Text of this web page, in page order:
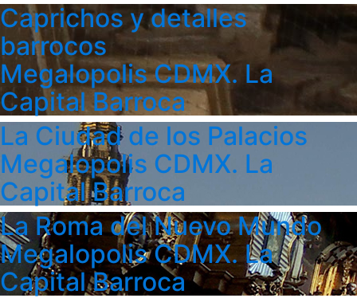
Caprichos y detalles
barrocos
Megalopolis CDMX. La
Capital Barroca
La Ciudad de los Palacios
Megalopolis CDMX. La
Capital Barroca
La Roma del Nuevo Mundo
Megalopolis CDMX. La
Capital Barroca